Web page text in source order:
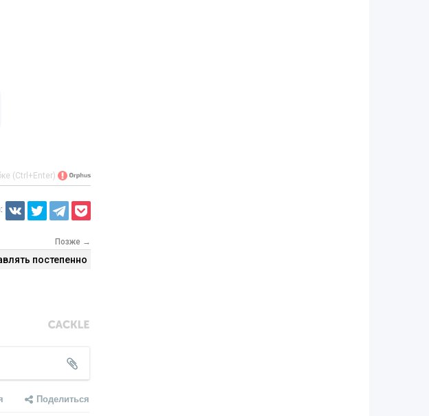
(Ctrl+Enter)
Позже →
постепенно
Поделиться